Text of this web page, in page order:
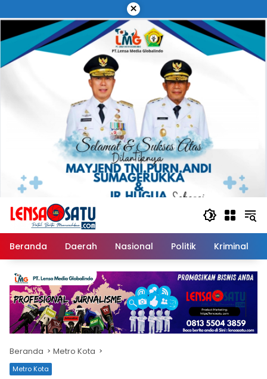
ke
konten
×
Beranda Daerah Nasional Politik Kriminal
Beranda Metro Kota
Metro Kota